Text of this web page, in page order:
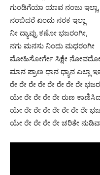
ಗುಂಡಿಗೆಯಾ ಯಾವ ನಂಜು ಇಲ್ಲಾ,
ನಂಬಿದರೆ ಏಂದು ನರಕ ಇಲ್ಲಾ
ನೀ ದ್ಯಾವ್ರು ಕಣೋ ಭಜರಂಗೀ,
ನಗು ಮನಸು ನಿಂದು ಮಧರಂಗೀ
ಮೋಹಿಸೋರ್ಗೇ ಸಿಕ್ಷೇ
ಮಾನ ಪ್ರಾಣ ಧಾನ ಧ್ಯಾನ ಎಲ್ಲಾ
ರೇ ರೇ ರೇ ರೇ ರೇ ರೇ ರೇ ರೇ
ಯೇ ರೇ ರೇ ರೇ ರೇ ರುಣ
ಯೇ ರೇ ರೇ ರೇ ರೇ ರೇ ರೇ ರೇ
ಯೇ ರೇ ರೇ ರೇ ರೇ ಚರಿತೇ